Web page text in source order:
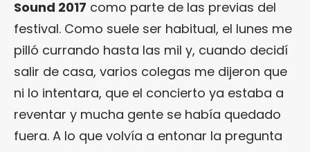
Sound 2017 como parte de las previas del
festival. Como suele ser habitual, el lunes me
pilló currando hasta las mil y, cuando decidí
salir de casa, varios colegas me dijeron que
ni lo intentara, que el concierto ya estaba a
reventar y mucha gente se había quedado
fuera. A lo que volvía a entonar la pregunta